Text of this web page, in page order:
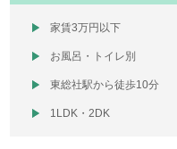
家賃3万円以下
お風呂・トイレ別
東総社駅から徒歩10分
1LDK・2DK